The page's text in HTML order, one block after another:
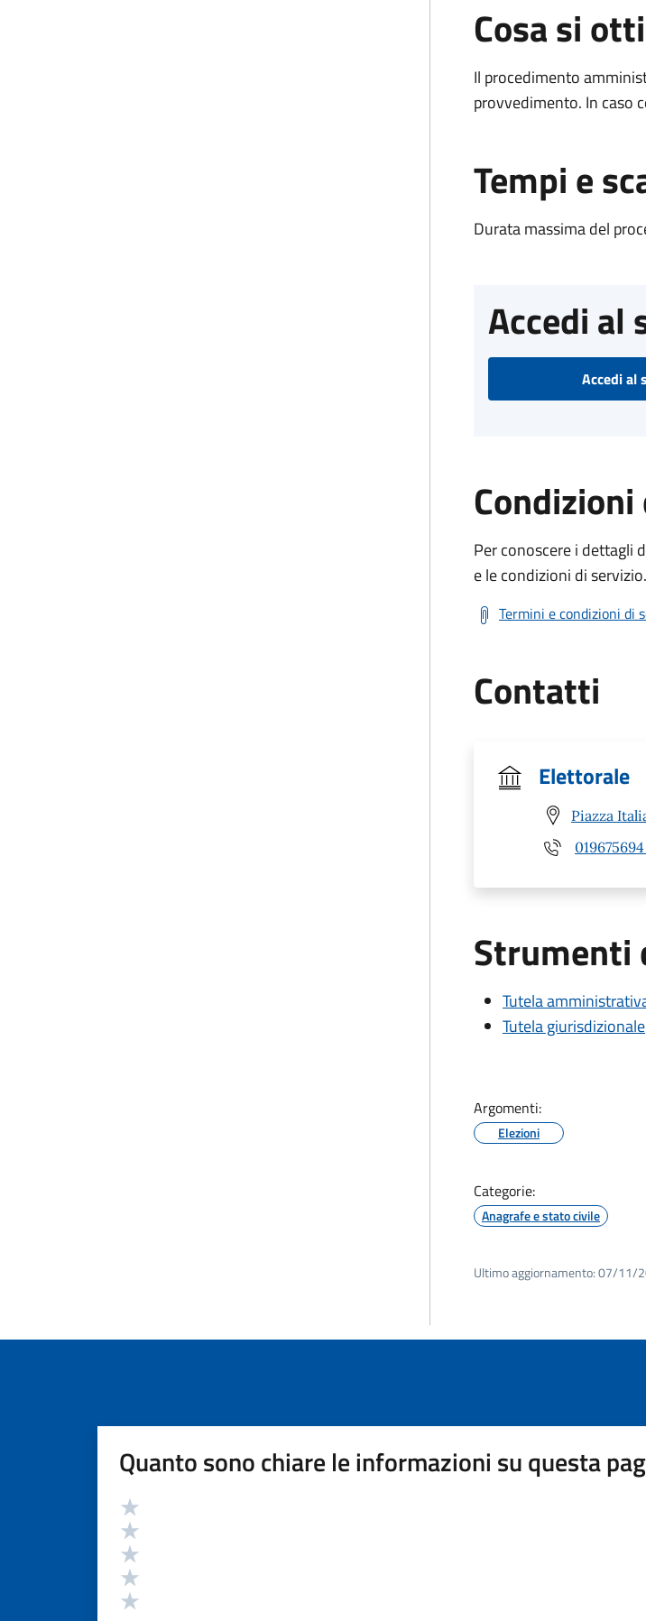
Cosa si
Il procedimento
provvedimento. In caso
Tempi e
Durata massima del
Accedi al
Accedi al
Per conoscere i dettagli
e le condizioni di servizio.
Termini e condizioni di
Contatti
Elettorale
Piazza
Strumenti
Tutela
Tutela giurisdizionale
Argomenti:
Elezioni
Categorie:
Anagrafe e stato civile
Ultimo aggiornamento:07/11/
Quanto sono chiare le informazioni su questa
Valutazione